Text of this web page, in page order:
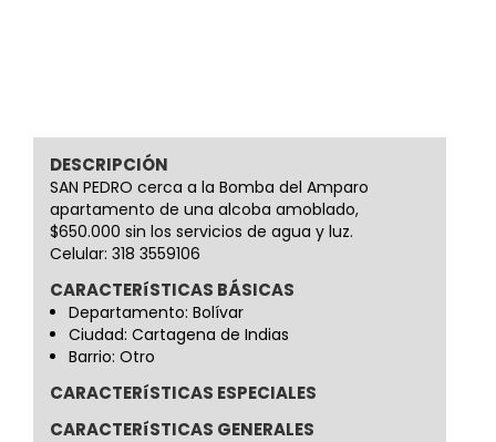
DESCRIPCIÓN
SAN PEDRO cerca a la Bomba del Amparo
apartamento de una alcoba amoblado,
$650.000 sin los servicios de agua y luz.
Celular: 318 3559106
CARACTERíSTICAS BÁSICAS
Departamento: Bolívar
Ciudad: Cartagena de Indias
Barrio: Otro
CARACTERíSTICAS ESPECIALES
CARACTERíSTICAS GENERALES